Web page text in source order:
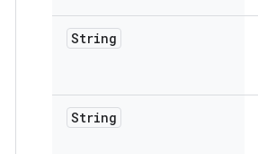
String
String